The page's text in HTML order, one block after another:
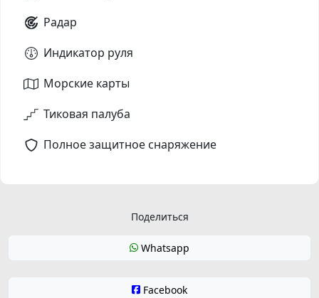
Радар
Индикатор руля
Морские карты
Тиковая палуба
Полное защитное снаряжение
Поделиться
Whatsapp
Facebook